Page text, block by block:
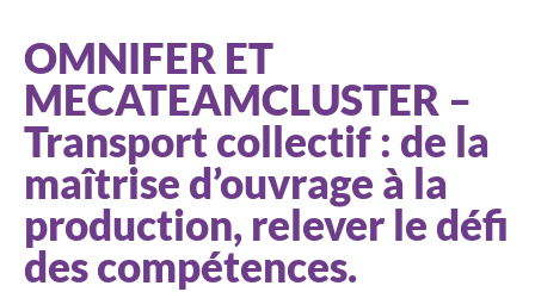
OMNIFER ET
MECATEAMCLUSTER –
Transport collectif : de la
maîtrise d’ouvrage à la
production, relever le défi
des compétences.